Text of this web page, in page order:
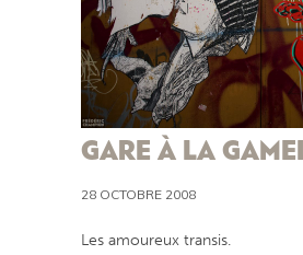
GARE À LA
28 OCTOBRE 2008
Les amoureux transis.